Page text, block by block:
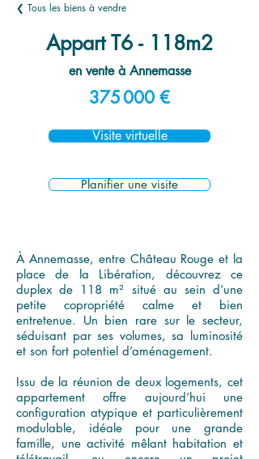
Appart T6 - 118m2
❮ Tous les biens à vendre
en vente à Annemasse
375 000 €
Visite virtuelle
Planifier une visite
À Annemasse, entre Château Rouge et la
place de la Libération, découvrez ce
duplex de 118 m² situé au sein d’une
petite copropriété calme et bien
entretenue. Un bien rare sur le secteur,
séduisant par ses volumes, sa luminosité
et son fort potentiel d’aménagement.
Issu de la réunion de deux logements, cet
appartement offre aujourd’hui une
configuration atypique et particulièrement
modulable, idéale pour une grande
famille, une activité mêlant habitation et